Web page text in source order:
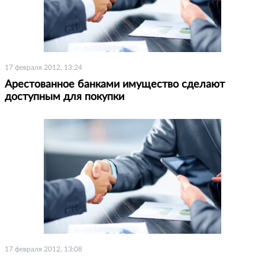
17 февраля 2012, 13:24
Арестованное банками имущество сделают
доступным для покупки
17 февраля 2012, 13:08